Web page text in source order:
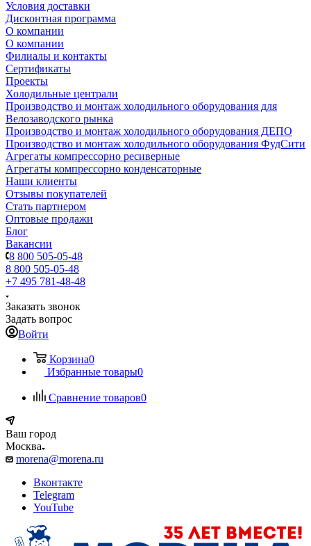
Условия доставки
Дисконтная программа
О компании
О компании
Филиалы и контакты
Сертификаты
Проекты
Холодильные централи
Производство и монтаж холодильного оборудования для
Велозаводского рынка
Производство и монтаж холодильного оборудования ДЕПО
Производство и монтаж холодильного оборудования ФудСити
Агрегаты компрессорно ресиверные
Агрегаты компрессорно конденсаторные
Наши клиенты
Отзывы покупателей
Стать партнером
Оптовые продажи
Блог
Вакансии
8 800 505-05-48
8 800 505-05-48
+7 495 781-48-48
Заказать звонок
Задать вопрос
Войти
Корзина0
Избранные товары0
Сравнение товаров0
Ваш город
Москва
morena@morena.ru
Вконтакте
Telegram
YouTube